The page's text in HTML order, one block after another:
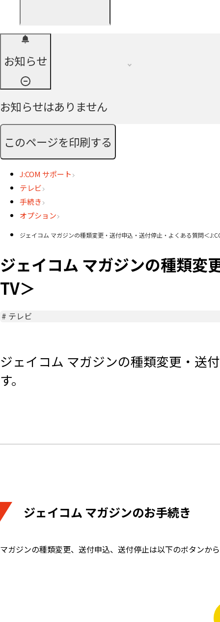
お知らせ
お知らせはありません
このページを印刷する
J:COM サポート
テレビ
手続き
オプション
ジェイコム マガジンの種類変更・送付申込・送付停止・よくある質問＜
ジェイコム マガジンの種類変
TV＞
# テレビ
ジェイコム マガジンの種類変更・送
す。
ジェイコム マガジンのお手続き
マガジンの種類変更、送付申込、送付停止は以下のボタンか